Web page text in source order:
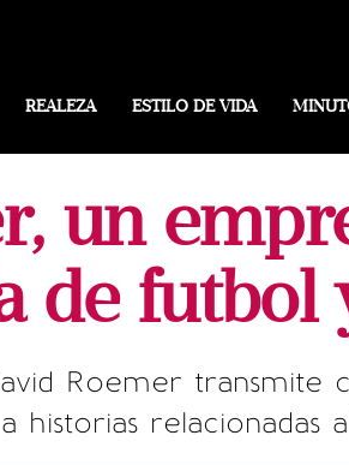
REALEZA ESTILO DE VIDA
un
de futbol
Roemer transmite
historias relacionadas